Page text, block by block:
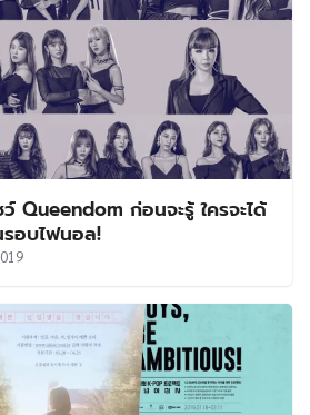
Queendom ก่อนจะรู้ ใครจะได้
อบไฟนอล!